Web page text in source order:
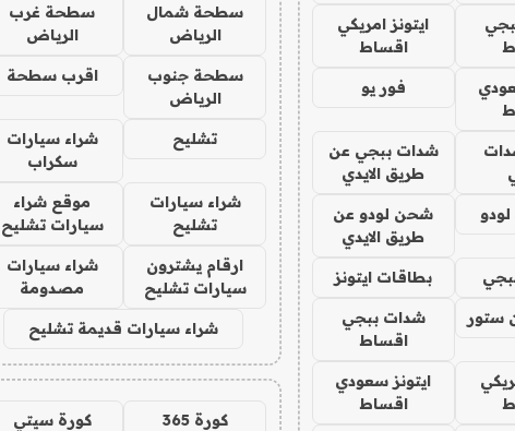
ايتونز امريكي
اقساط
فور يو
شدات ببجي عن
طريق الايدي
شحن لودو عن
طريق الايدي
بطاقات ايتونز
ستور
شدات ببجي
اقساط
ايتونز سعودي
اقساط
سطحة شمال
الرياض
سطحة غرب
الرياض
سطحة جنوب
الرياض
اقرب سطحة
تشليح
شراء سيارات
سكراب
شراء سيارات
تشليح
موقع شراء
سيارات تشليح
ارقام يشترون
سيارات تشليح
شراء سيارات
مصدومة
شراء سيارات قديمة تشليح
كورة 365 كورة سيتي